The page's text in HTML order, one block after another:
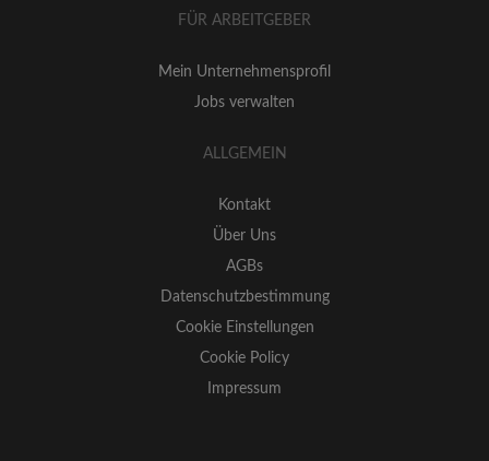
FÜR ARBEITGEBER
Mein Unternehmensprofil
Jobs verwalten
ALLGEMEIN
Kontakt
Über Uns
AGBs
Datenschutzbestimmung
Cookie Einstellungen
Cookie Policy
Impressum